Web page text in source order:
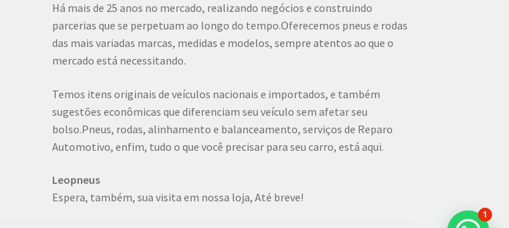
Há mais de 25 anos no mercado, realizando negócios e construindo
parcerias que se perpetuam ao longo do tempo.Oferecemos pneus e rodas
das mais variadas marcas, medidas e modelos, sempre atentos ao que o
mercado está necessitando.
Temos itens originais de veículos nacionais e importados, e também
sugestões econômicas que diferenciam seu veículo sem afetar seu
bolso.Pneus, rodas, alinhamento e balanceamento, serviços de Reparo
Automotivo, enfim, tudo o que você precisar para seu carro, está aqui.
Leopneus
Espera, também, sua visita em nossa loja, Até breve!
1